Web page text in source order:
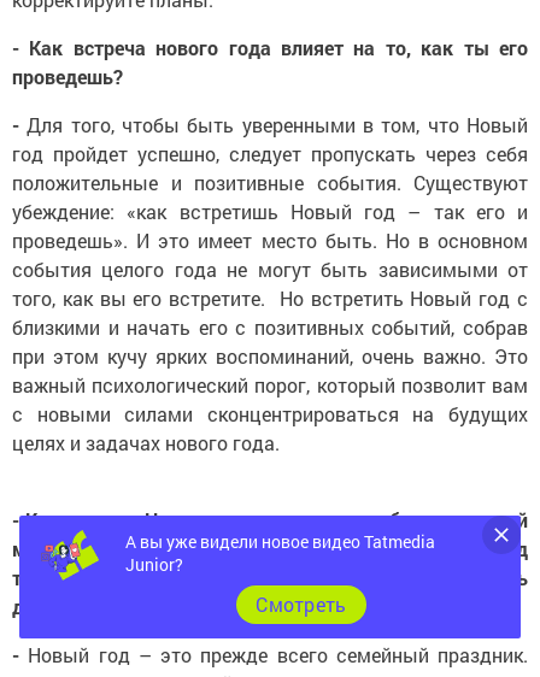
проведешь?
год пройдет успешно, следует пропускать через себя
положительные и позитивные события. Существуют
убеждение: «как встретишь Новый год – так его и
проведешь». И это имеет место быть. Но в основном
события целого года не могут быть зависимыми от
того, как вы его встретите. Но встретить Новый год с
близкими и начать его с позитивных событий, собрав
при этом кучу ярких воспоминаний, очень важно. Это
важный психологический порог, который позволит вам
с новыми силами сконцентрироваться на будущих
целях и задачах нового года.
может сделать жизнь ярче? Как отметить Новый год
так, чтобы исполнить детские мечты? Как порадовать
детей?
-Новый год – это прежде всего семейный праздник.
Тепло близких людей способно согревать в эти
А вы уже видели новое видео Tatmedia
Junior?
Cмотреть